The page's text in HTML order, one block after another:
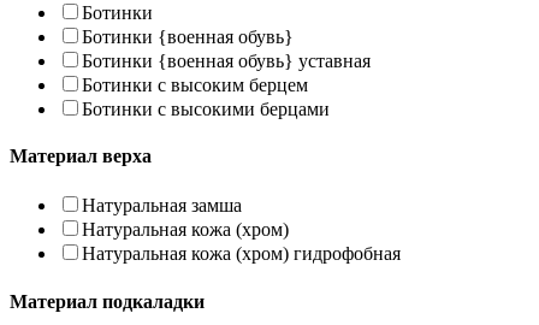
Ботинки
Ботинки {военная обувь}
Ботинки {военная обувь} уставная
Ботинки с высоким берцем
Ботинки с высокими берцами
Материал верха
Натуральная замша
Натуральная кожа (хром)
Натуральная кожа (хром) гидрофобная
Материал подкаладки